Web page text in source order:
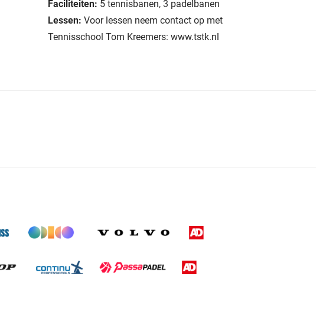
Faciliteiten: 5 tennisbanen, 3 padelbanen
Lessen: Voor lessen neem contact op met
Tennisschool Tom Kreemers: www.tstk.nl